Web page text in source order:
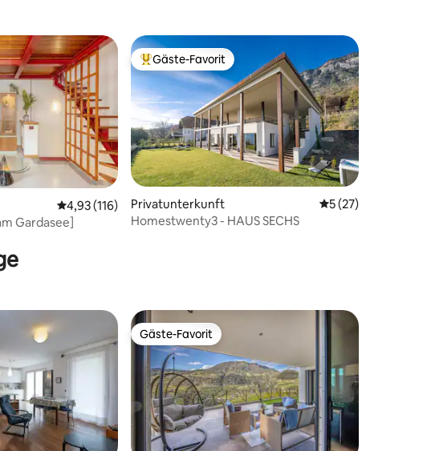
von 5, 50 Bewertungen
Durchschnittliche Bewertung: 4,93 von 5, 116 Bewertungen
4,93 (116)
Gardasee]
Beliebter Gäste-Favorit.
Gäste-Favorit
Privatunterkunft Durchschnittliche
5 (27)
Homestwenty3 - HAUS SECHS
Gäste-Favorit
Gäste-Favorit